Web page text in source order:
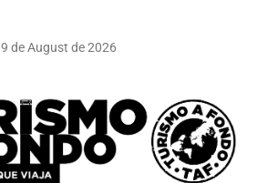
9 de August de 2026